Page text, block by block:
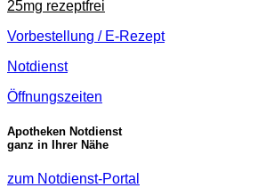
25mg rezeptfrei
Vorbestellung / E-Rezept
Notdienst
Öffnungszeiten
Apotheken Notdienst
ganz in Ihrer Nähe
zum Notdienst-Portal